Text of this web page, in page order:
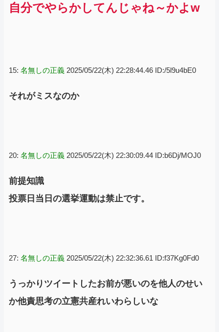
自分でやらかしてんじゃね～かよw
15: 名無しの正義 2025/05/22(木) 22:28:44.46 ID:/5l9u4bE0
それがミスなのか
20: 名無しの正義 2025/05/22(木) 22:30:09.44 ID:b6Dj/MOJ0
前提知識
投票日当日の選挙運動は禁止です。
27: 名無しの正義 2025/05/22(木) 22:32:36.61 ID:f37Kg0Fd0
うっかりツイートしたお前が悪いのを他人のせい
か他責思考の立憲共産れいわらしいな